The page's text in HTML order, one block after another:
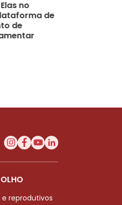
no
de
de
e reprodutivos